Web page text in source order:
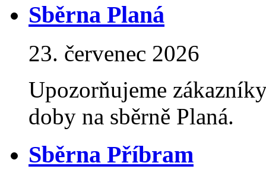
Sběrna Planá
23. červenec 2026
Upozorňujeme
doby na sběrně Planá.
Sběrna Příbram